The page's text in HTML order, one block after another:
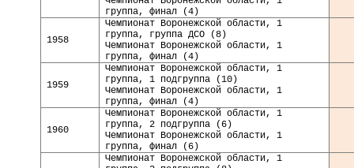
группа, финал (4)
1958
Чемпионат Воронежской области, 1
группа, группа ДСО (8)
Чемпионат Воронежской области, 1
группа, финал (4)
1959
Чемпионат Воронежской области, 1
группа, 1 подгруппа (10)
Чемпионат Воронежской области, 1
группа, финал (4)
1960
Чемпионат Воронежской области, 1
группа, 2 подгруппа (6)
Чемпионат Воронежской области, 1
группа, финал (6)
Чемпионат Воронежской области, 1